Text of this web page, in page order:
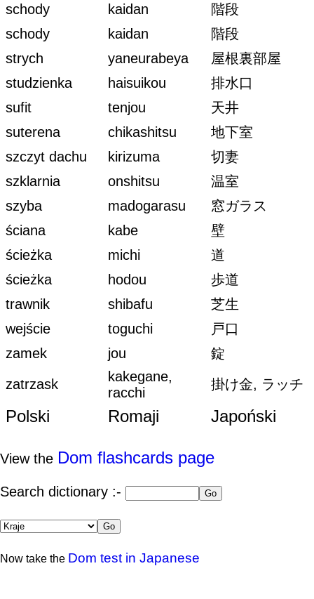
schody
kaidan
階段
schody
kaidan
階段
strych
yaneurabeya
屋根裏部屋
studzienka
haisuikou
排水口
sufit
tenjou
天井
suterena
chikashitsu
地下室
szczyt dachu
kirizuma
切妻
szklarnia
onshitsu
温室
szyba
madogarasu
窓ガラス
ściana
kabe
壁
ścieżka
michi
道
ścieżka
hodou
歩道
trawnik
shibafu
芝生
wejście
toguchi
戸口
zamek
jou
錠
zatrzask
kakegane,
racchi
掛け金, ラッチ
Polski Romaji Japoński
View the Dom flashcards page
Search dictionary :-
Now take the Dom test in Japanese